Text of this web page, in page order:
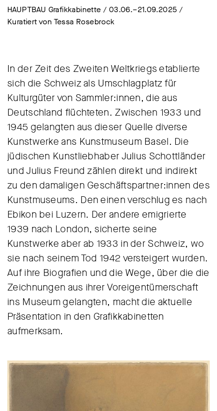
HAUPTBAU Grafikkabinette / 03.06.–21.09.2025 /
Kuratiert von Tessa Rosebrock
In der Zeit des Zweiten Weltkriegs etablierte
sich die Schweiz als Umschlagplatz für
Kulturgüter von Sammler:innen, die aus
Deutschland flüchteten. Zwischen 1933 und
1945 gelangten aus dieser Quelle diverse
Kunstwerke ans Kunstmuseum Basel. Die
jüdischen Kunstliebhaber Julius Schottländer
und Julius Freund zählen direkt und indirekt
zu den damaligen Geschäftspartner:innen des
Kunstmuseums. Den einen verschlug es nach
Ebikon bei Luzern. Der andere emigrierte
1939 nach London, sicherte seine
Kunstwerke aber ab 1933 in der Schweiz, wo
sie nach seinem Tod 1942 versteigert wurden.
Auf ihre Biografien und die Wege, über die die
Zeichnungen aus ihrer Voreigentümerschaft
ins Museum gelangten, macht die aktuelle
Präsentation in den Grafikkabinetten
aufmerksam.